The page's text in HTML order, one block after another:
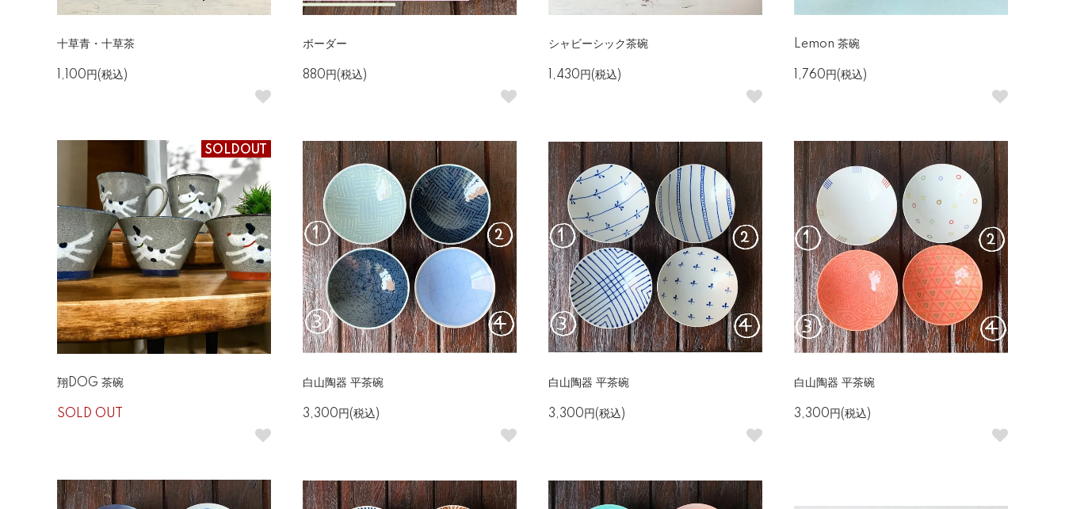
十草青・十草茶
1,100円(税込)
ボーダー
880円(税込)
シャビーシック茶碗
1,430円(税込)
Lemon 茶碗
1,760円(税込)
SOLDOUT
翔DOG 茶碗
SOLD OUT
白山陶器 平茶碗
3,300円(税込)
白山陶器 平茶碗
3,300円(税込)
白山陶器 平茶碗
3,300円(税込)